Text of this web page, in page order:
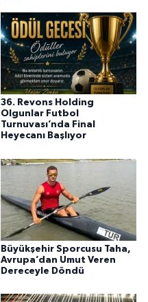
36. Revons Holding
Olgunlar Futbol
Turnuvası’nda Final
Heyecanı Başlıyor
Büyükşehir Sporcusu Taha,
Avrupa’dan Umut Veren
Dereceyle Döndü